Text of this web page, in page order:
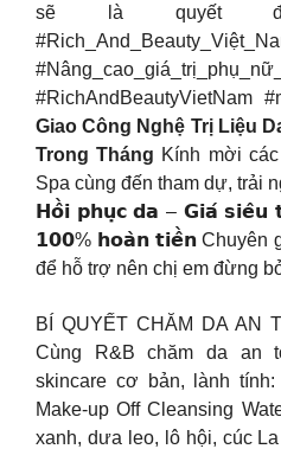
sẽ là quyết
#RichAndBeautyVietNam
Giao Công Nghệ Trị Liệu
Trong Tháng Kính mời
Spa cùng đến tham dự, trải
𝗛𝗼̂̀𝗶 𝗽𝗵𝘂̣𝗰 𝗱𝗮 – 𝗚𝗶𝗮́
𝟭𝟬𝟬% 𝗵𝗼𝗮̀𝗻 𝘁𝗶𝗲̂̀𝗻 Chuyên
để hỗ trợ nên chị em đừng
BÍ QUYẾT CHĂM DA AN
Cùng R&B chăm da an
skincare cơ bản, lành
Make-up Off Cleansing
xanh, dưa leo, lô hội, cúc